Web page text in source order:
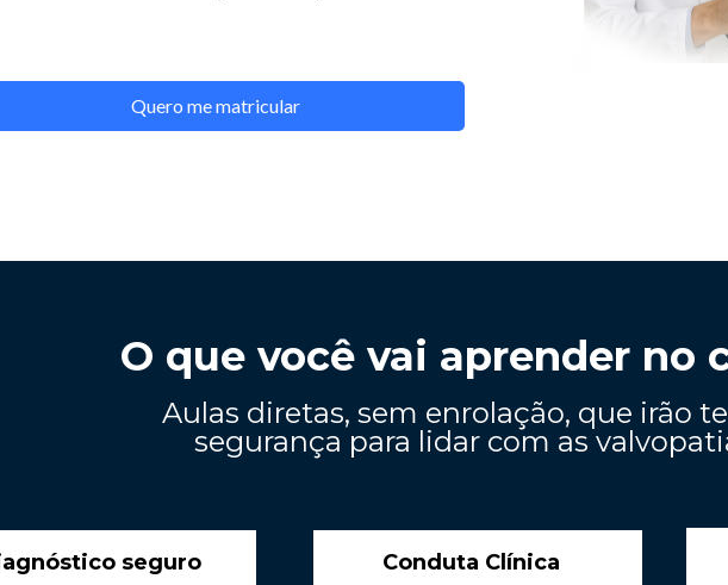
Quero me matricular
seguro Conduta Clínica
Aulas diretas, sem enrolação, que irão
segurança para lidar com as
O que você vai aprender no